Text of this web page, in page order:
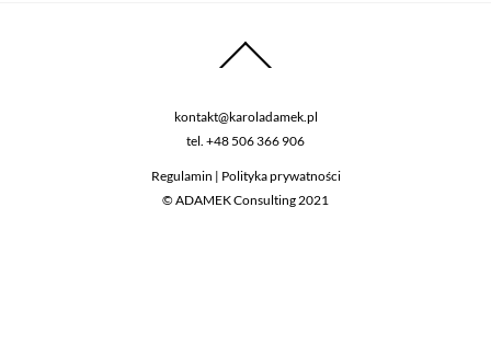
kontakt@karoladamek.pl
tel. +48 506 366 906
Regulamin | Polityka prywatności
© ADAMEK Consulting 2021